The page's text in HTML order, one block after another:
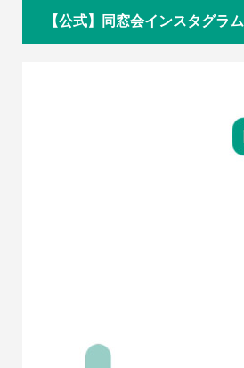
【公式】同窓会インスタグラム